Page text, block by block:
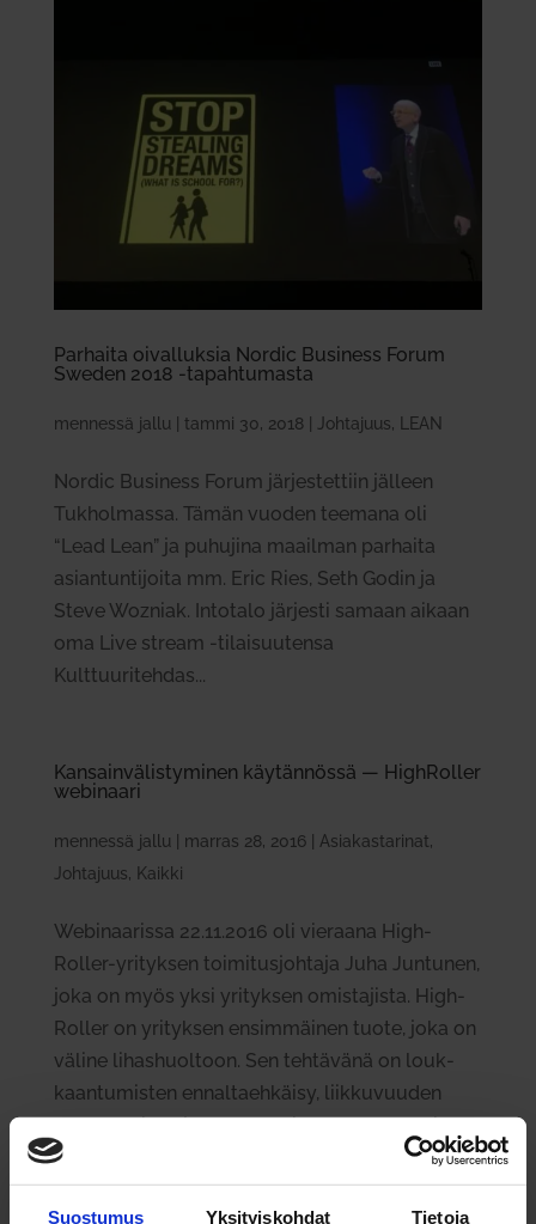
Suostumus Yksityiskohdat Tietoja
Par­haita oival­luksia Nordic Business Forum
Sweden 2018 ‑tapah­tu­masta
mennessä jallu tammi 30, 2018| Johtajuus, LEAN
Nordic Business Forum järjestettiin jälleen
Tukholmassa. Tämän vuoden teemana oli
“Lead Lean” ja puhujina maailman parhaita
asiantuntijoita mm. Eric Ries, Seth Godin ja
Steve Wozniak. Intotalo järjesti samaan aikaan
oma Live stream -tilaisuutensa
Kulttuuritehdas...
Kan­sain­vä­lis­ty­minen käy­tän­nössä — High­Roller
webi­naari
mennessä jallu marras 28, 2016| Asiakastarinat,
Johtajuus, Kaikki
Webi­naa­rissa 22.11.2016 oli vie­raana High­
Roller-yri­tyksen toi­mi­tus­johtaja Juha Jun­tunen,
joka on myös yksi yri­tyksen omis­ta­jista. High­
Roller on yri­tyksen ensim­mäinen tuote, joka on
väline lihas­huoltoon. Sen teh­tävänä on louk­
kaan­tu­misten ennal­taeh­käisy, liik­ku­vuuden
paran­ta­minen ja palau­tu­misen nopeut­ta­minen.
High­Roller on suo­ma­lainen kek­sintö ja tuote.